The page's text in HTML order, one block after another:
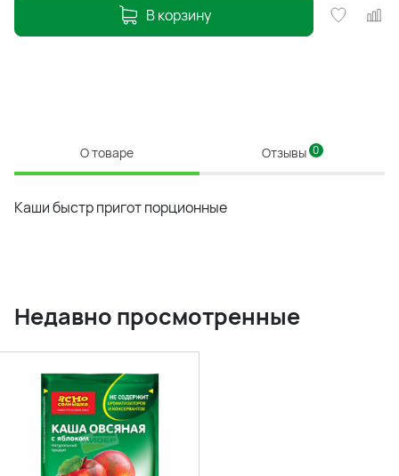
В корзину
О товаре Отзывы 0
Каши быстр пригот порционные
Недавно просмотренные